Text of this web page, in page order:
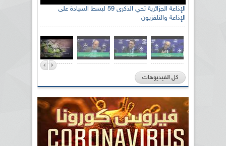
الإذاعة الجزائرية تحي الذكرى 59 لبسط السيادة على
الإذاعة والتلفزيون
كل الفيديوهات